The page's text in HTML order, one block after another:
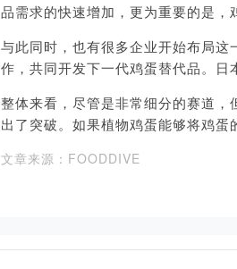
品需求的快速增加，更为重要的是，
与此同时，也有很多企业开始布局
作，共同开发下一代鸡蛋替代品。日
整体来看，尽管是非常细分的赛道
出了突破。如果植物鸡蛋能够将鸡蛋
文章来源：FOODDIVE